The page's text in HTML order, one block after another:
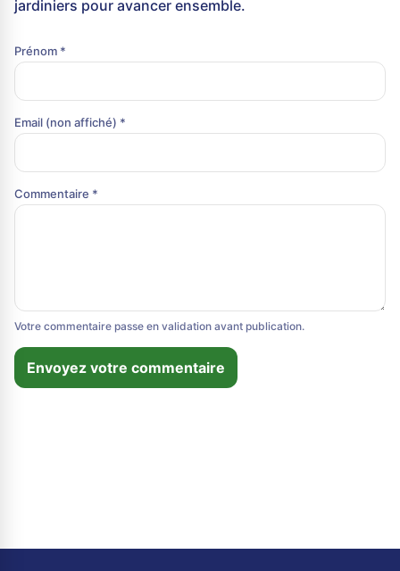
jardiniers pour avancer ensemble.
Prénom *
Email (non affiché) *
Commentaire *
Votre commentaire passe en validation avant publication.
Envoyez votre commentaire